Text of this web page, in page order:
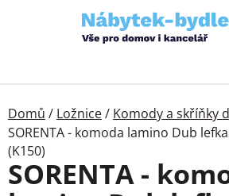
Domů / Ložnice/ Komody a skříňky
SORENTA - komoda lamino Dub
(K150)
SORENTA -